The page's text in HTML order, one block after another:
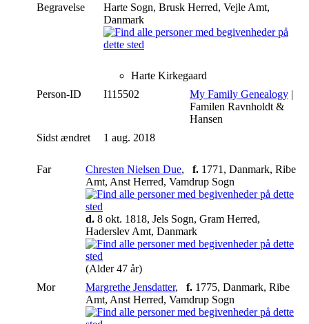
Begravelse
Harte Sogn, Brusk Herred, Vejle Amt,
Danmark
Harte Kirkegaard
Person-ID
I115502 My Family Genealogy |
Familen Ravnholdt &
Hansen
Sidst ændret
1 aug. 2018
Far Chresten Nielsen Due, f. 1771, Danmark, Ribe
Amt, Anst Herred, Vamdrup Sogn
d. 8 okt. 1818, Jels Sogn, Gram Herred,
Haderslev Amt, Danmark
(Alder 47 år)
Mor
Margrethe Jensdatter, f. 1775, Danmark, Ribe
Amt, Anst Herred, Vamdrup Sogn